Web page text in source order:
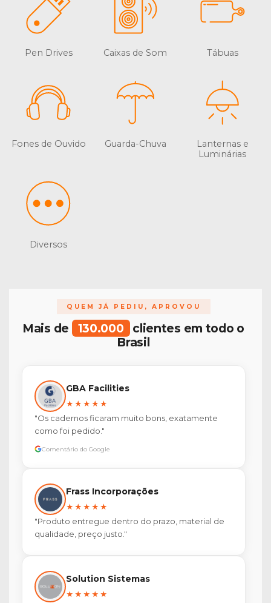
Pen Drives Caixas de Som Tábuas
Fones de Ouvido Guarda-Chuva
Lanternas e
Luminárias
Diversos
QUEM JÁ PEDIU, APROVOU
Mais de 130.000
clientes em todo o
Brasil
GBA Facilities
★★★★★
"Os cadernos ficaram muito bons, exatamente
como foi pedido."
Comentário do Google
Frass Incorporações
★★★★★
"Produto entregue dentro do prazo, material de
qualidade, preço justo."
Solution Sistemas
★★★★★